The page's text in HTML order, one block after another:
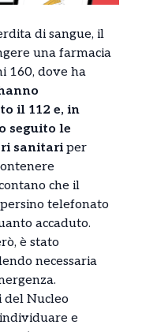
di sangue, il
una farmacia
160, dove ha
il 112 e, in
seguito le
sanitari per
che il
telefonato
accaduto.
è stato
necessaria
Nucleo
e